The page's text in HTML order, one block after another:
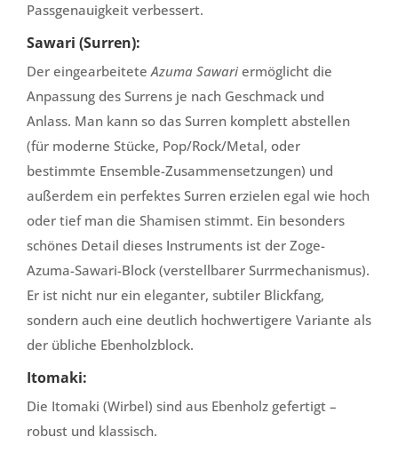
Passgenauigkeit verbessert.
Sawari (Surren):
Der eingearbeiteteAzuma Sawari ermöglicht die
Anpassung des Surrens je nach Geschmack und
Anlass. Man kann so das Surren komplett abstellen
(für moderne Stücke, Pop/Rock/Metal, oder
bestimmte Ensemble-Zusammensetzungen) und
außerdem ein perfektes Surren erzielen egal wie hoch
oder tief man die Shamisen stimmt. Ein besonders
schönes Detail dieses Instruments ist der Zoge-
Azuma-Sawari-Block (verstellbarer Surrmechanismus).
Er ist nicht nur ein eleganter, subtiler Blickfang,
sondern auch eine deutlich hochwertigere Variante als
der übliche Ebenholzblock.
Itomaki:
Die Itomaki (Wirbel) sind aus Ebenholz gefertigt –
robust und klassisch.